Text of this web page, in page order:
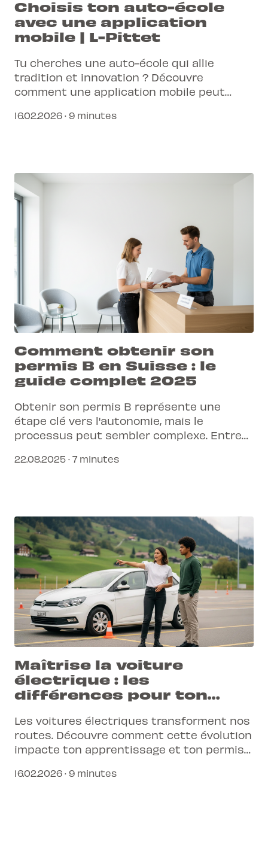
Choisis ton auto-école
avec une application
mobile | L-Pittet
Tu cherches une auto-école qui allie
tradition et innovation ? Découvre
comment une application mobile peut
conduite et te mener au succès.
16.02.2026 · 9 minutes
Comment obtenir son
permis B en Suisse : le
guide complet 2025
Obtenir son permis B représente une
étape clé vers l'autonomie, mais le
processus peut sembler complexe. Entre
facile de se sentir dépassé.
22.08.2025 · 7 minutes
Maîtrise la voiture
électrique : les
différences pour ton
Les voitures électriques transforment nos
routes. Découvre comment cette évolution
impacte ton apprentissage et ton permis
expérience de conduite moderne et
16.02.2026 · 9 minutes